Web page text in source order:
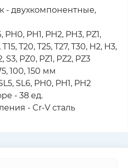
- двухкомпонентные,
PH1, PH2, PH3, PZ1,
T20, T25, T27, T30, H2, H3,
S3, PZ0, PZ1, PZ2, PZ3
100, 150 мм
SL6, PH0, PH1, PH2
- 38 ед.
- Cr-V сталь